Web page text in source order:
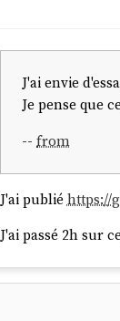
J'ai envie
Je pense que
--from
J'ai publié https://
J'ai passé 2h sur